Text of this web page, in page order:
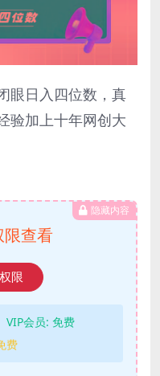
眼日入四位数，真
验加上十年网创大
隐藏内容
限查看
限
VIP会员: 免费
费